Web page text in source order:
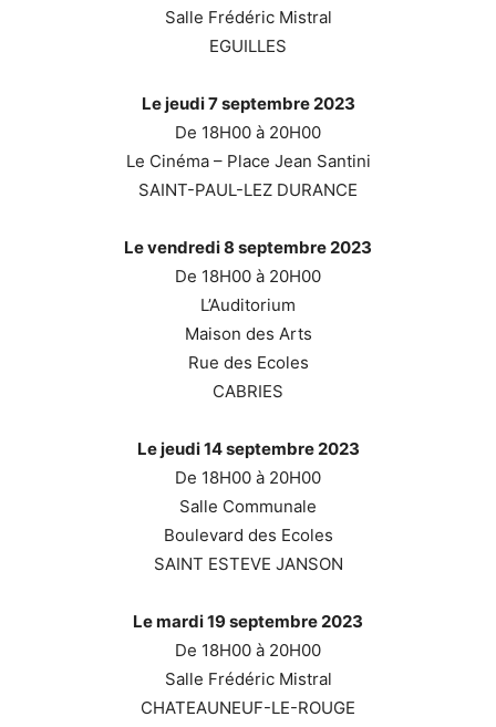
Salle Frédéric Mistral
EGUILLES
Le jeudi 7septembre 2023
De 18H00 à 20H00
Le Cinéma – Place Jean Santini
SAINT-PAUL-LEZ DURANCE
Le vendredi 8 septembre 2023
De 18H00 à 20H00
L’Auditorium
Maison des Arts
Rue des Ecoles
CABRIES
Le jeudi 14septembre 2023
De 18H00 à 20H00
Salle Communale
Boulevard des Ecoles
SAINT ESTEVE JANSON
Le mardi 19septembre 2023
De 18H00 à 20H00
Salle Frédéric Mistral
CHATEAUNEUF-LE-ROUGE